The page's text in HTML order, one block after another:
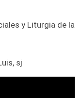
y Liturgia de la
sj